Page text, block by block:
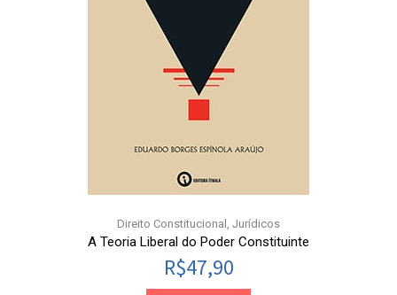
Direito Constitucional , Jurídicos
A Teoria Liberal do Poder Constituinte
R$47,90